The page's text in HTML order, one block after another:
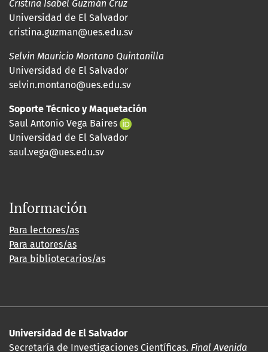
Cristina Isabel Guzmán Cruz
Universidad de El Salvador
cristina.guzman@ues.edu.sv
Selvin Mauricio Montano Quintanilla
Universidad de El Salvador
selvin.montano@ues.edu.sv
Soporte Técnico y Maquetación
Saul Antonio Vega Baires
Universidad de El Salvador
saul.vega@ues.edu.sv
Información
Para lectores/as
Para autores/as
Para bibliotecarios/as
Universidad de El Salvador
Secretaría de Investigaciones Científicas. Final Avenida